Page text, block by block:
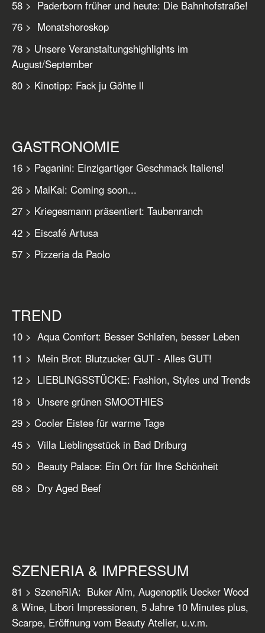
58 > Paderborn früher und heute: Die Bahnhofstraße!
76 > Monatshoroskop
78 > Unsere Veranstaltungshighlights im
August/September
80 > Kinotipp: Fack ju Göhte ll
GASTRONOMIE
16 > Paganini: Einzigartiger Geschmack Italiens!
26 > MaiKai: Coming soon...
27 > Kriegesmann präsentiert: Taubenranch
42 > Eiscafé Artusa
57 > Pizzeria da Paolo
TREND
10 > Aqua Comfort: Besser Schlafen, besser Leben
11 > Mein Brot: Blutzucker GUT - Alles GUT!
12 > LIEBLINGSSTÜCKE: Fashion, Styles und Trends
18 > Unsere grünen SMOOTHIES
29 > Cooler Eistee für warme Tage
45 > Villa Lieblingsstück in Bad Driburg
50 > Beauty Palace: Ein Ort für Ihre Schönheit
68 > Dry Aged Beef
SZENERIA & IMPRESSUM
81 > SzeneRIA: Buker Alm, Augenoptik Uecker Wood
& Wine, Libori Impressionen, 5 Jahre 10 Minutes plus,
Scarpe, Eröffnung vom Beauty Atelier, u.v.m.